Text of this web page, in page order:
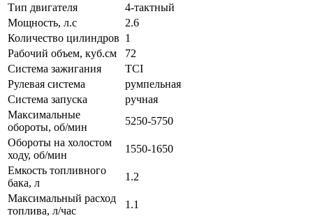
Тип двигателя
4-тактный
Мощность, л.с
2.6
Количество цилиндров 1
Рабочий объем, куб.см
72
Система зажигания
TCI
Рулевая система
румпельная
Система запуска
ручная
Максимальные
обороты, об/мин
5250-5750
Обороты на холостом
ходу, об/мин
1550-1650
Емкость топливного
бака, л
1.2
Максимальный расход
топлива, л/час
1.1